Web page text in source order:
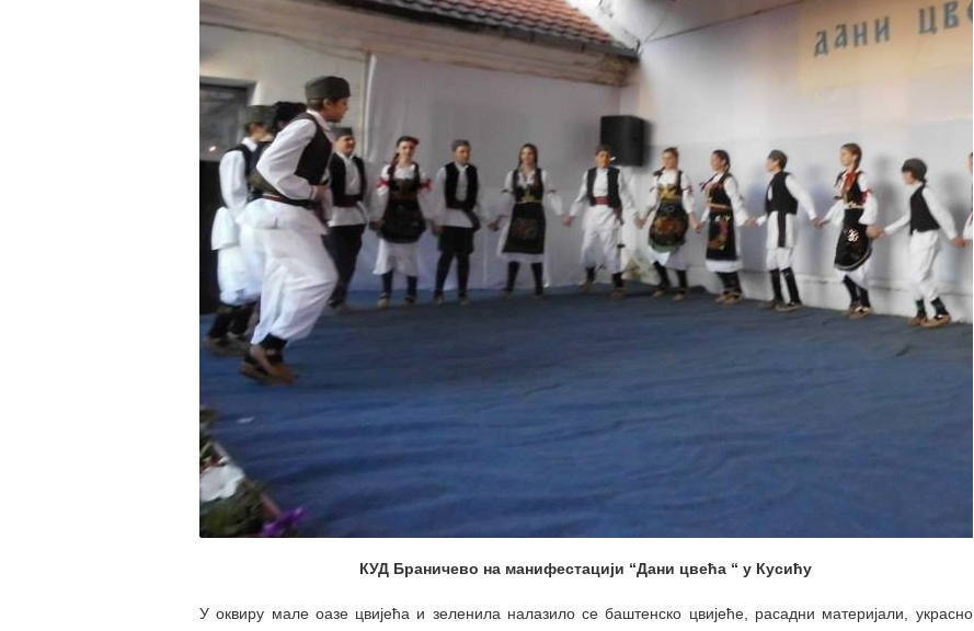
КУД Браничево на манифестацији “Дани цвећа “ у Кусићу
У оквиру мале оазе цвијећа и зеленила налазило се баштенско цвијеће, расадни материјали, украсно